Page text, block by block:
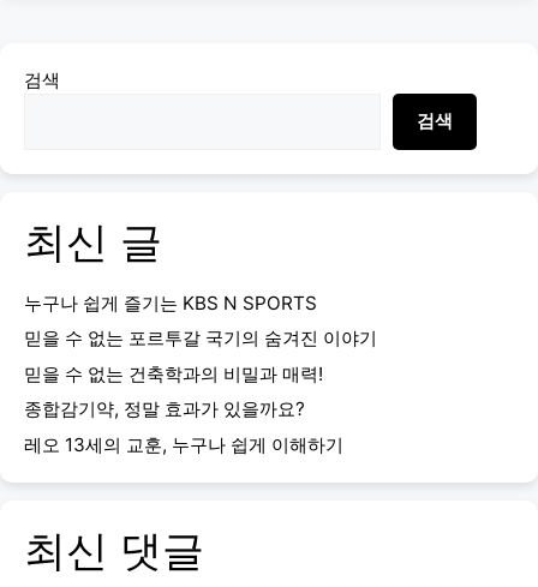
검색
검색
최신 글
누구나 쉽게 즐기는 KBS N SPORTS
믿을 수 없는 포르투갈 국기의 숨겨진 이야기
믿을 수 없는 건축학과의 비밀과 매력!
종합감기약, 정말 효과가 있을까요?
레오 13세의 교훈, 누구나 쉽게 이해하기
최신 댓글